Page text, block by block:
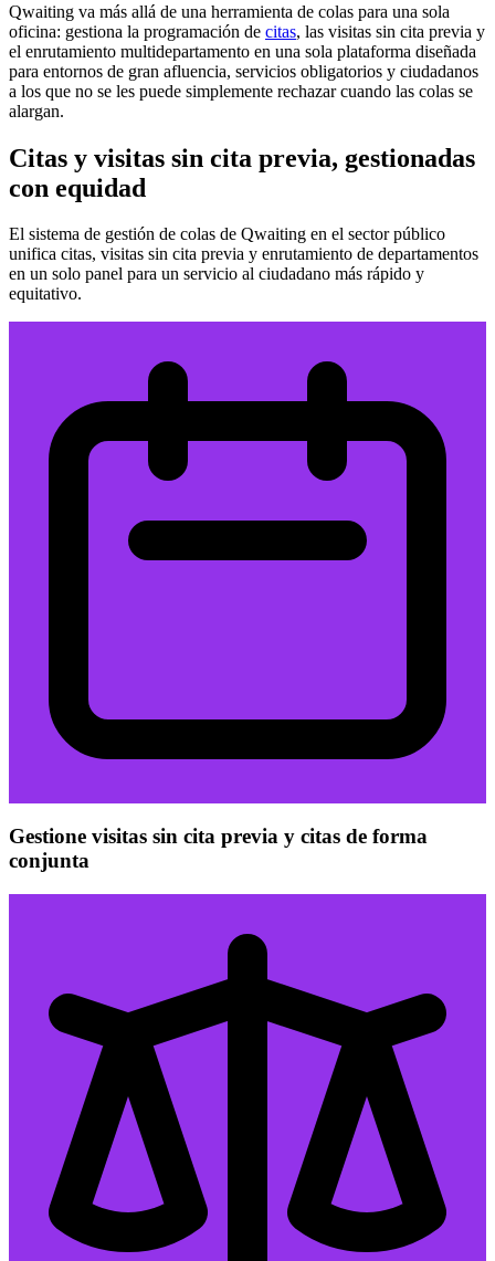
Qwaiting va más allá de una herramienta de colas para una sola
oficina: gestiona la programación de citas, las visitas sin cita previa y
el enrutamiento multidepartamento en una sola plataforma diseñada
para entornos de gran afluencia, servicios obligatorios y ciudadanos
a los que no se les puede simplemente rechazar cuando las colas se
alargan.
Citas y visitas sin cita previa, gestionadas
con equidad
El sistema de gestión de colas de Qwaiting en el sector público
unifica citas, visitas sin cita previa y enrutamiento de departamentos
en un solo panel para un servicio al ciudadano más rápido y
equitativo.
Gestione visitas sin cita previa y citas de forma
conjunta